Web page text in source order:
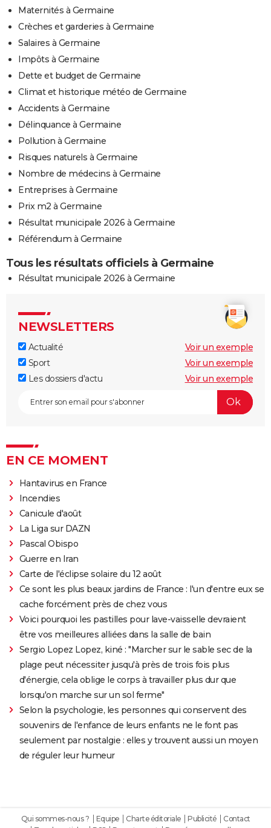
Maternités à Germaine
Crèches et garderies à Germaine
Salaires à Germaine
Impôts à Germaine
Dette et budget de Germaine
Climat et historique météo de Germaine
Accidents à Germaine
Délinquance à Germaine
Pollution à Germaine
Risques naturels à Germaine
Nombre de médecins à Germaine
Entreprises à Germaine
Prix m2 à Germaine
Résultat municipale 2026 à Germaine
Référendum à Germaine
Tous les résultats officiels à Germaine
Résultat municipale 2026 à Germaine
NEWSLETTERS
Actualité
Voir un exemple
Sport
Voir un exemple
Les dossiers d'actu
Voir un exemple
EN CE MOMENT
Hantavirus en France
Incendies
Canicule d'août
La Liga sur DAZN
Pascal Obispo
Guerre en Iran
Carte de l'éclipse solaire du 12 août
Ce sont les plus beaux jardins de France : l'un d'entre eux se
cache forcément près de chez vous
Voici pourquoi les pastilles pour lave-vaisselle devraient
être vos meilleures alliées dans la salle de bain
Sergio Lopez Lopez, kiné : "Marcher sur le sable sec de la
plage peut nécessiter jusqu'à près de trois fois plus
d'énergie, cela oblige le corps à travailler plus dur que
lorsqu'on marche sur un sol ferme"
Selon la psychologie, les personnes qui conservent des
souvenirs de l'enfance de leurs enfants ne le font pas
seulement par nostalgie : elles y trouvent aussi un moyen
de réguler leur humeur
Qui sommes-nous ? Equipe Charte éditoriale Publicité
Contact